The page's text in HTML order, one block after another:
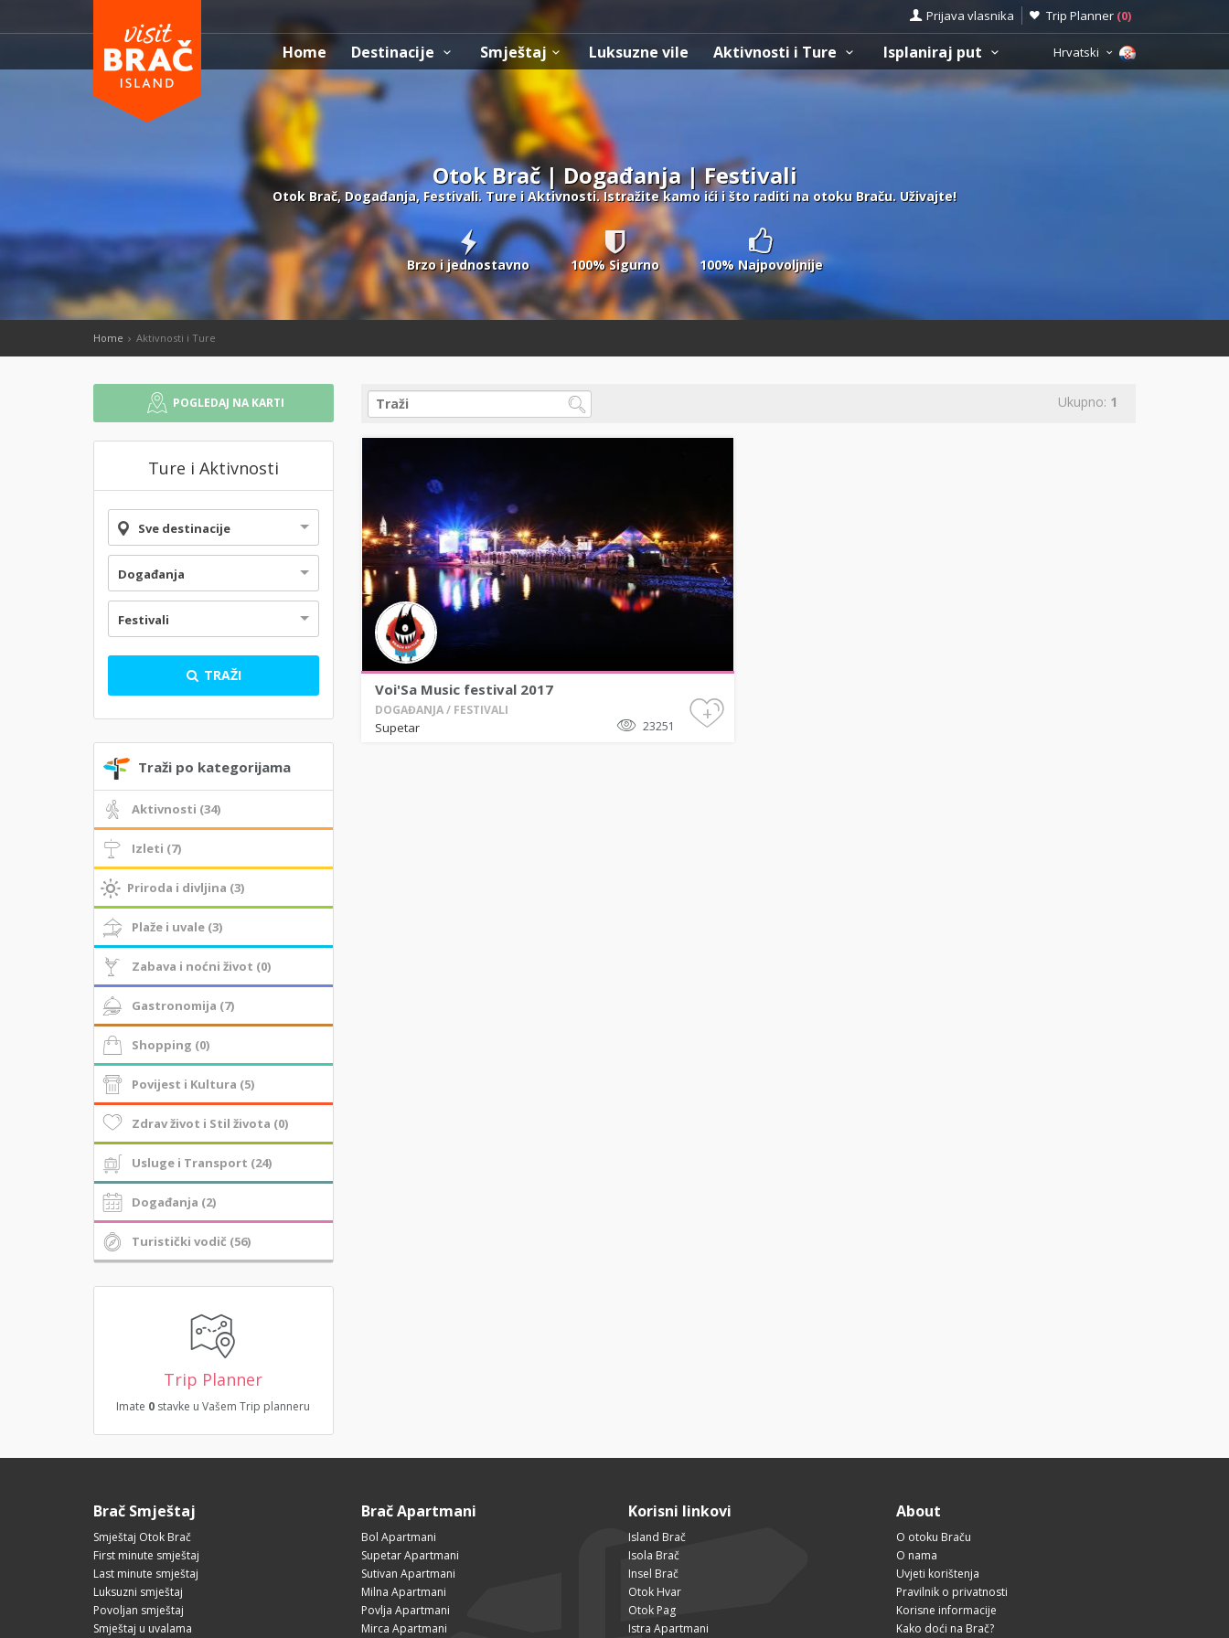
Prijava vlasnika Trip Planner (0)
Home Destinacije Smještaj Luksuzne vile Aktivnosti i Ture Isplaniraj put Hrvatski
Otok Brač | Događanja | Festivali
Otok Brač, Događanja, Festivali. Ture i Aktivnosti. Istražite kamo ići i što raditi na otoku Braču. Uživajte!
Brzo i jednostavno 100% Sigurno 100% Najpovoljnije
Home Aktivnosti i Ture
POGLEDAJ NA KARTI
Ture i Aktivnosti
Sve destinacije
Događanja
Festivali
TRAŽI
Traži po kategorijama
Aktivnosti (34)
Izleti (7)
Priroda i divljina (3)
Plaže i uvale (3)
Zabava i noćni život (0)
Gastronomija (7)
Shopping (0)
Povijest i Kultura (5)
Zdrav život i Stil života (0)
Usluge i Transport (24)
Događanja (2)
Turistički vodič (56)
Trip Planner
Imate 0 stavke u Vašem Trip planneru
Ukupno: 1
Voi'Sa Music festival 2017
DOGAĐANJA / FESTIVALI
23251
Supetar
+
Brač Smještaj
Smještaj Otok Brač
First minute smještaj
Last minute smještaj
Luksuzni smještaj
Povoljan smještaj
Smještaj u uvalama
Brač Apartmani
Bol Apartmani
Supetar Apartmani
Sutivan Apartmani
Milna Apartmani
Povlja Apartmani
Mirca Apartmani
Korisni linkovi
Island Brač
Isola Brač
Insel Brač
Otok Hvar
Otok Pag
Istra Apartmani
About
O otoku Braču
O nama
Uvjeti korištenja
Pravilnik o privatnosti
Korisne informacije
Kako doći na Brač?